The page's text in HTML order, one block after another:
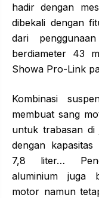
hadir dengan
dibekali dengan
dari
berdiameter 43
Showa Pro-Link
Kombinasi
membuat sang
untuk trabasan di
dengan
7,8 liter…
aluminium juga
motor namun